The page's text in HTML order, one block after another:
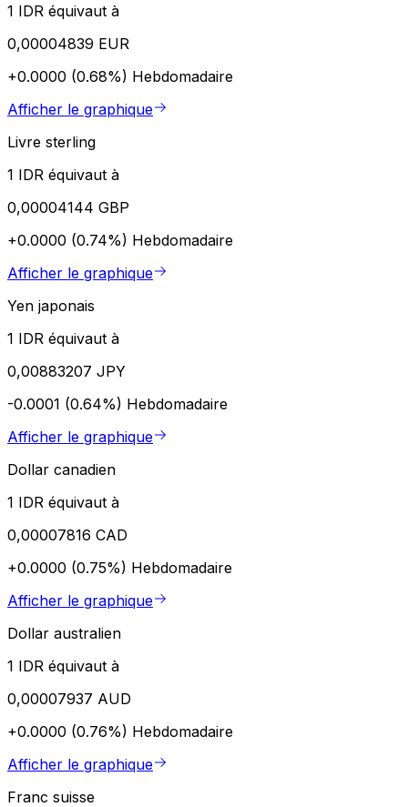
1 IDR équivaut à
0,00004839 EUR
+0.0000 (0.68%) Hebdomadaire
Afficher le graphique
Livre sterling
1 IDR équivaut à
0,00004144 GBP
+0.0000 (0.74%) Hebdomadaire
Afficher le graphique
Yen japonais
1 IDR équivaut à
0,00883207 JPY
-0.0001 (0.64%) Hebdomadaire
Afficher le graphique
Dollar canadien
1 IDR équivaut à
0,00007816 CAD
+0.0000 (0.75%) Hebdomadaire
Afficher le graphique
Dollar australien
1 IDR équivaut à
0,00007937 AUD
+0.0000 (0.76%) Hebdomadaire
Afficher le graphique
Franc suisse